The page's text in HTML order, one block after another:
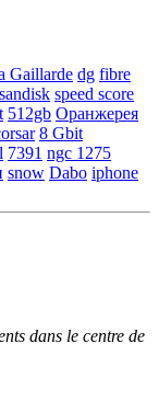
Gaillarde dg fibre
sandisk speed score
512gb Оранжерея
8 Gbit
7391 ngc 1275
snow Dabo iphone
dans le centre de